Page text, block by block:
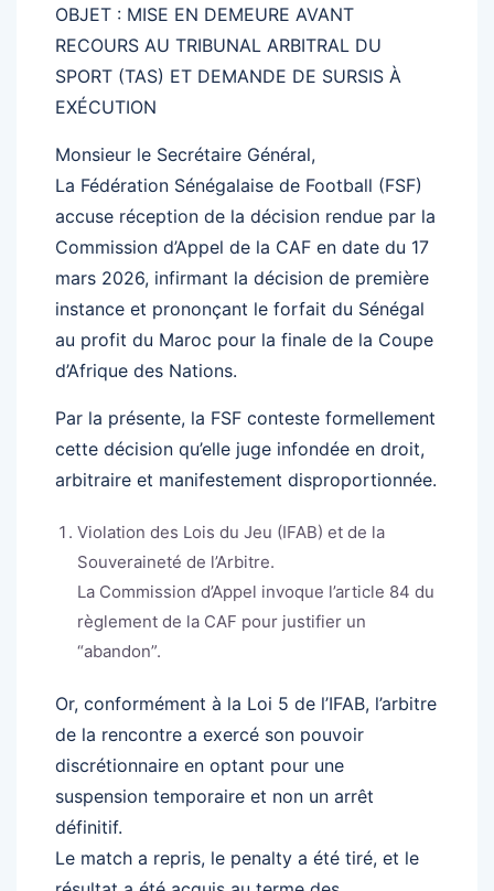
OBJET : MISE EN DEMEURE AVANT
RECOURS AU TRIBUNAL ARBITRAL DU
SPORT (TAS) ET DEMANDE DE SURSIS À
EXÉCUTION
Monsieur le Secrétaire Général,
La Fédération Sénégalaise de Football (FSF)
accuse réception de la décision rendue par la
Commission d’Appel de la CAF en date du 17
mars 2026, infirmant la décision de première
instance et prononçant le forfait du Sénégal
au profit du Maroc pour la finale de la Coupe
d’Afrique des Nations.
Par la présente, la FSF conteste formellement
cette décision qu’elle juge infondée en droit,
arbitraire et manifestement disproportionnée.
Violation des Lois du Jeu (IFAB) et de la
Souveraineté de l’Arbitre.
La Commission d’Appel invoque l’article 84 du
règlement de la CAF pour justifier un
“abandon”.
Or, conformément à la Loi 5 de l’IFAB, l’arbitre
de la rencontre a exercé son pouvoir
discrétionnaire en optant pour une
suspension temporaire et non un arrêt
définitif.
Le match a repris, le penalty a été tiré, et le